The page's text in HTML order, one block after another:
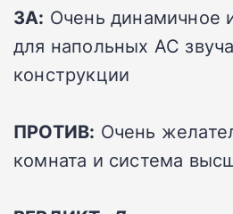
ЗА: Очень динамичное
для напольных АС
конструкции
ПРОТИВ: Очень
комната и система